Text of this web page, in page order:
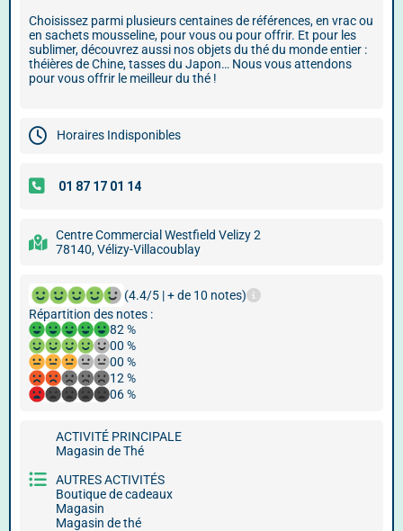
Choisissez parmi plusieurs centaines de références, en vrac ou
en sachets mousseline, pour vous ou pour offrir. Et pour les
sublimer, découvrez aussi nos objets du thé du monde entier :
théières de Chine, tasses du Japon… Nous vous attendons
pour vous offrir le meilleur du thé !
Horaires Indisponibles
Centre Commercial Westfield Velizy 2
78140, Vélizy-Villacoublay
(4.4/5 | + de 10 notes)
Répartition des notes :
82 %
00 %
00 %
12 %
06 %
ACTIVITÉ PRINCIPALE
Magasin de Thé
AUTRES ACTIVITÉS
Boutique de cadeaux
Magasin
Magasin de thé